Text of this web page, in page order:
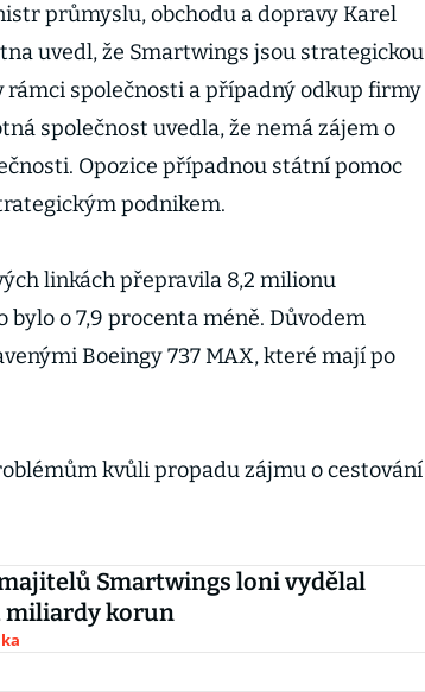
průmyslu, obchodu a dopravy Karel
uvedl, že Smartwings jsou strategickou
společnosti a případný odkup firmy
společnost uvedla, že nemá zájem o
Opozice případnou státní pomoc
podnikem.
linkách přepravila 8,2 milionu
o 7,9 procenta méně. Důvodem
Boeingy 737 MAX, které mají po
kvůli propadu zájmu o cestování
Smartwings loni vydělal
korun